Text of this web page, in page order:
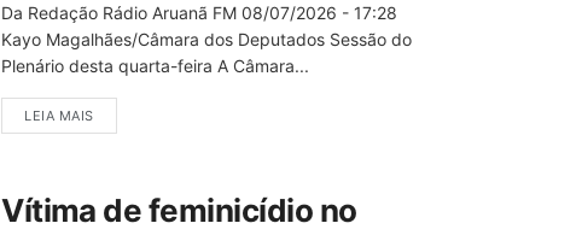
Da Redação Rádio Aruanã FM 08/07/2026 - 17:28
Kayo Magalhães/Câmara dos Deputados Sessão do
Plenário desta quarta-feira A Câmara...
LEIA MAIS
Vítima de feminicídio no